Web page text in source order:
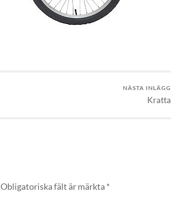
NÄSTA INLÄGG
Kratta
Obligatoriska fält är märkta *